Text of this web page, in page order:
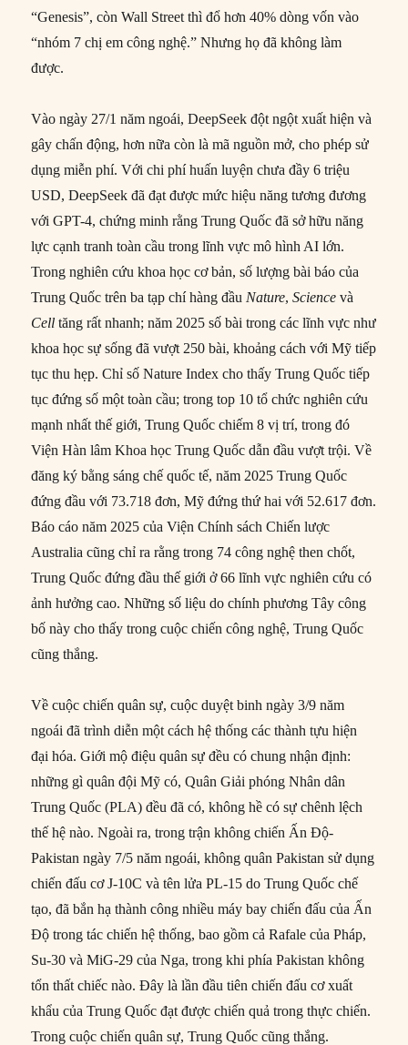
“Genesis”, còn Wall Street thì đổ hơn 40% dòng vốn vào
“nhóm 7 chị em công nghệ.” Nhưng họ đã không làm
được.
Vào ngày 27/1 năm ngoái, DeepSeek đột ngột xuất hiện và
gây chấn động, hơn nữa còn là mã nguồn mở, cho phép sử
dụng miễn phí. Với chi phí huấn luyện chưa đầy 6 triệu
USD, DeepSeek đã đạt được mức hiệu năng tương đương
với GPT-4, chứng minh rằng Trung Quốc đã sở hữu năng
lực cạnh tranh toàn cầu trong lĩnh vực mô hình AI lớn.
Trong nghiên cứu khoa học cơ bản, số lượng bài báo của
Trung Quốc trên ba tạp chí hàng đầu Nature,Science và
Cell tăng rất nhanh; năm 2025 số bài trong các lĩnh vực như
khoa học sự sống đã vượt 250 bài, khoảng cách với Mỹ tiếp
tục thu hẹp. Chỉ số Nature Index cho thấy Trung Quốc tiếp
tục đứng số một toàn cầu; trong top 10 tổ chức nghiên cứu
mạnh nhất thế giới, Trung Quốc chiếm 8 vị trí, trong đó
Viện Hàn lâm Khoa học Trung Quốc dẫn đầu vượt trội. Về
đăng ký bằng sáng chế quốc tế, năm 2025 Trung Quốc
đứng đầu với 73.718 đơn, Mỹ đứng thứ hai với 52.617 đơn.
Báo cáo năm 2025 của Viện Chính sách Chiến lược
Australia cũng chỉ ra rằng trong 74 công nghệ then chốt,
Trung Quốc đứng đầu thế giới ở 66 lĩnh vực nghiên cứu có
ảnh hưởng cao. Những số liệu do chính phương Tây công
bố này cho thấy trong cuộc chiến công nghệ, Trung Quốc
cũng thắng.
Về cuộc chiến quân sự, cuộc duyệt binh ngày 3/9 năm
ngoái đã trình diễn một cách hệ thống các thành tựu hiện
đại hóa. Giới mộ điệu quân sự đều có chung nhận định:
những gì quân đội Mỹ có, Quân Giải phóng Nhân dân
Trung Quốc (PLA) đều đã có, không hề có sự chênh lệch
thế hệ nào. Ngoài ra, trong trận không chiến Ấn Độ-
Pakistan ngày 7/5 năm ngoái, không quân Pakistan sử dụng
chiến đấu cơ J-10C và tên lửa PL-15 do Trung Quốc chế
tạo, đã bắn hạ thành công nhiều máy bay chiến đấu của Ấn
Độ trong tác chiến hệ thống, bao gồm cả Rafale của Pháp,
Su-30 và MiG-29 của Nga, trong khi phía Pakistan không
tổn thất chiếc nào. Đây là lần đầu tiên chiến đấu cơ xuất
khẩu của Trung Quốc đạt được chiến quả trong thực chiến.
Trong cuộc chiến quân sự, Trung Quốc cũng thắng.